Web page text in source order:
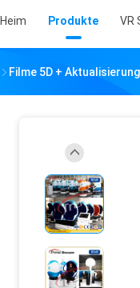
Heim Produkte VR
Filme 5D +